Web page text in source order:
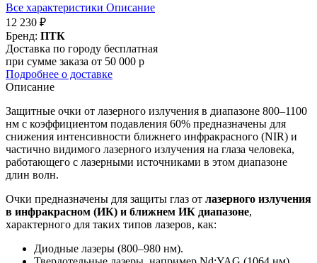
Все характеристики Описание
12 230 ₽
Бренд: ПТК
Доставка по городу бесплатная
при сумме заказа от 50 000 р
Подробнее о доставке
Описание
Защитные очки от лазерного излучения в диапазоне 800–1100
нм с коэффициентом подавления 60% предназначены для
снижения интенсивности ближнего инфракрасного (NIR) и
частично видимого лазерного излучения на глаза человека,
работающего с лазерными источниками в этом диапазоне
длин волн.
Очки предназначены для защиты глаз от лазерного излучения
в инфракрасном (ИК) и ближнем ИК диапазоне,
характерного для таких типов лазеров, как:
Диодные лазеры (800–980 нм).